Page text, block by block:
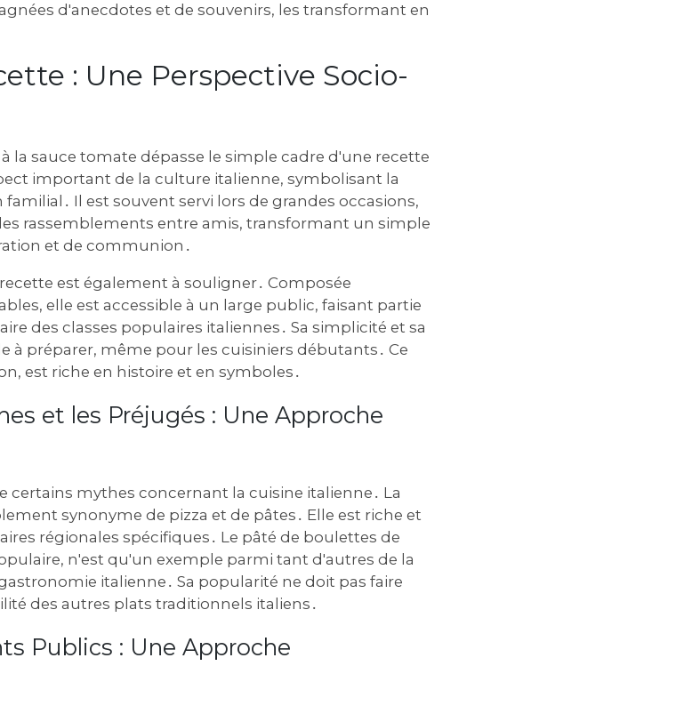
d'anecdotes et de souvenirs, les transformant en
: Une Perspective Socio-
la sauce tomate dépasse le simple cadre d'une recette
important de la culture italienne, symbolisant la
Il est souvent servi lors de grandes occasions,
rassemblements entre amis, transformant un simple
et de communion․
est également à souligner․ Composée
elle est accessible à un large public, faisant partie
des classes populaires italiennes․ Sa simplicité et sa
à préparer, même pour les cuisiniers débutants․ Ce
est riche en histoire et en symboles․
et les Préjugés : Une Approche
mythes concernant la cuisine italienne․ La
synonyme de pizza et de pâtes․ Elle est riche et
régionales spécifiques․ Le pâté de boulettes de
n'est qu'un exemple parmi tant d'autres de la
italienne․ Sa popularité ne doit pas faire
des autres plats traditionnels italiens․
Publics : Une Approche